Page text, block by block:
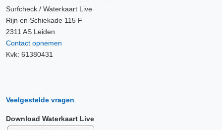
Surfcheck / Waterkaart Live
Rijn en Schiekade 115 F
2311 AS Leiden
Contact opnemen
Kvk: 61380431
Veelgestelde vragen
Download Waterkaart Live